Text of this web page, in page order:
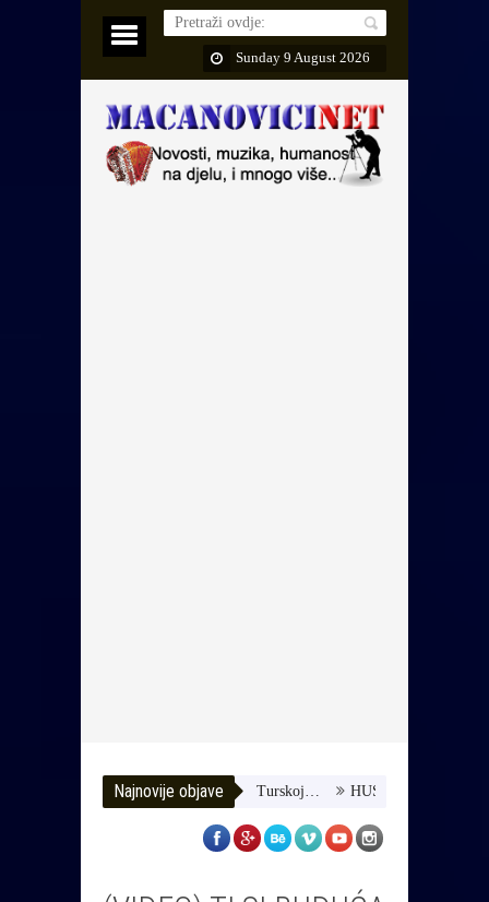
Sunday 9 August 2026
Najnovije objave
joj da dobije terapiju u Turskoj… HUSE TATAREVIĆ